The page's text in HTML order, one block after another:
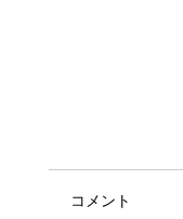
コメント